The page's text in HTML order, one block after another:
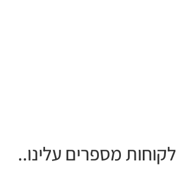
לקוחות מספרים עלינו..